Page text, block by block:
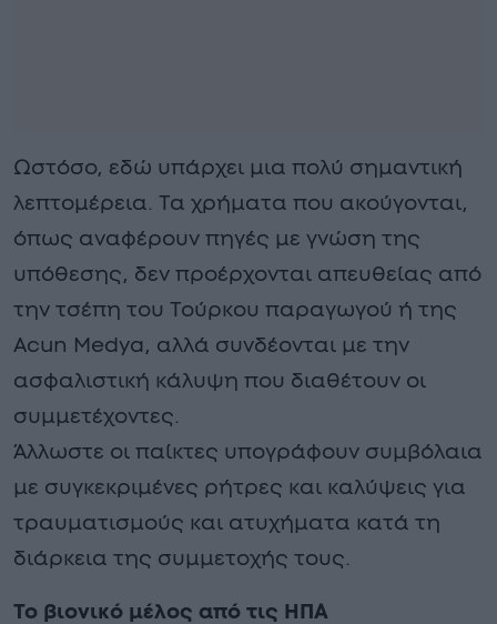
Ωστόσο, εδώ υπάρχει μια πολύ σημαντική
λεπτομέρεια. Τα χρήματα που ακούγονται,
όπως αναφέρουν πηγές με γνώση της
υπόθεσης, δεν προέρχονται απευθείας από
την τσέπη του Τούρκου παραγωγού ή της
Acun Medya, αλλά συνδέονται με την
ασφαλιστική κάλυψη που διαθέτουν οι
συμμετέχοντες.
Άλλωστε οι παίκτες υπογράφουν συμβόλαια
με συγκεκριμένες ρήτρες και καλύψεις για
τραυματισμούς και ατυχήματα κατά τη
διάρκεια της συμμετοχής τους.
Το βιονικό μέλος από τις ΗΠΑ